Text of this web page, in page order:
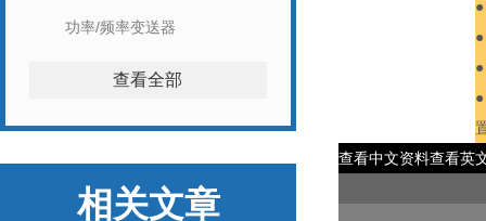
功率/频率变送器
查看全部
相关文章
查看中文资料查看英